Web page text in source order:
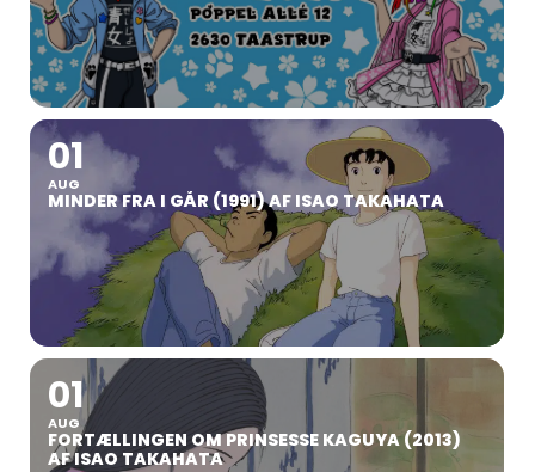
01
AUG
MINDER FRA I GÅR (1991) AF ISAO TAKAHATA
01
AUG
FORTÆLLINGEN OM PRINSESSE KAGUYA (2013)
AF ISAO TAKAHATA